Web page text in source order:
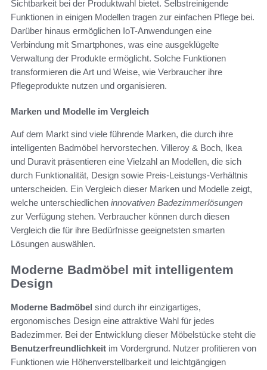
Sichtbarkeit bei der Produktwahl bietet. Selbstreinigende
Funktionen in einigen Modellen tragen zur einfachen Pflege bei.
Darüber hinaus ermöglichen IoT-Anwendungen eine
Verbindung mit Smartphones, was eine ausgeklügelte
Verwaltung der Produkte ermöglicht. Solche Funktionen
transformieren die Art und Weise, wie Verbraucher ihre
Pflegeprodukte nutzen und organisieren.
Marken und Modelle im Vergleich
Auf dem Markt sind viele führende Marken, die durch ihre
intelligenten Badmöbel hervorstechen. Villeroy & Boch, Ikea
und Duravit präsentieren eine Vielzahl an Modellen, die sich
durch Funktionalität, Design sowie Preis-Leistungs-Verhältnis
unterscheiden. Ein Vergleich dieser Marken und Modelle zeigt,
welche unterschiedlichen innovativen Badezimmerlösungen
zur Verfügung stehen. Verbraucher können durch diesen
Vergleich die für ihre Bedürfnisse geeignetsten smarten
Lösungen auswählen.
Moderne Badmöbel mit intelligentem
Design
Moderne Badmöbel sind durch ihr einzigartiges,
ergonomisches Design eine attraktive Wahl für jedes
Badezimmer. Bei der Entwicklung dieser Möbelstücke steht die
Benutzerfreundlichkeit im Vordergrund. Nutzer profitieren von
Funktionen wie Höhenverstellbarkeit und leichtgängigen